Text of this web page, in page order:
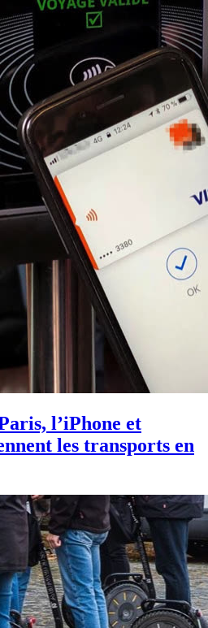
l’iPhone et
les transports en